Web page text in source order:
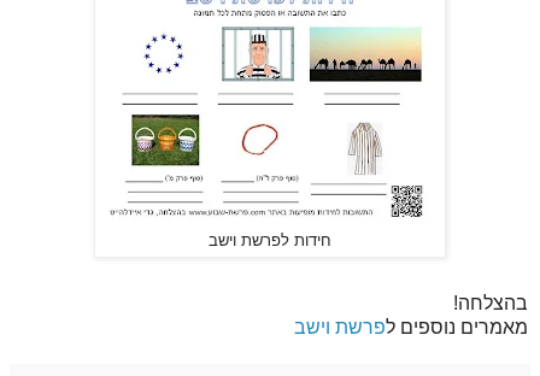
חידות לפרשת וישב
בהצלחה!
מאמרים נוספים לפרשת וישב